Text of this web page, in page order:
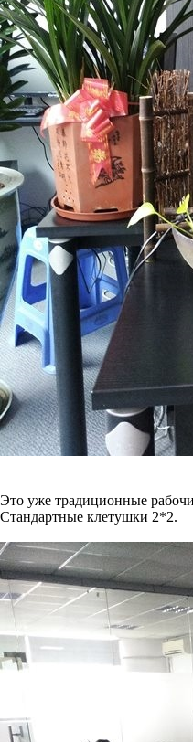
Это уже традиционные
Стандартные клетушки 2*2.